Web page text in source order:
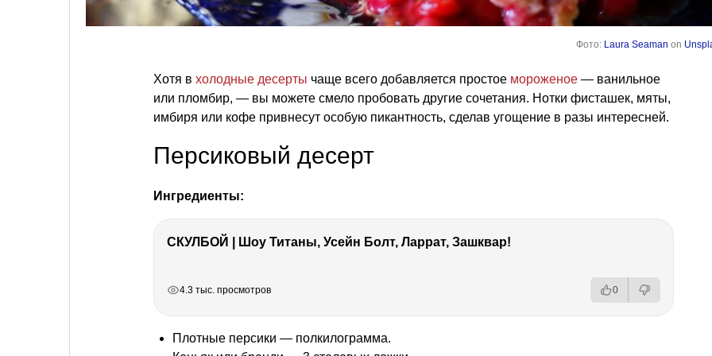
Фото: Laura Seaman on
Хотя в холодные десерты чаще всего добавляется простое мороженое — ванильное
или пломбир, — вы можете смело пробовать другие сочетания. Нотки фисташек, мяты,
имбиря или кофе привнесут особую пикантность, сделав угощение в разы интересней.
Персиковый десерт
Ингредиенты:
СКУЛБОЙ | Шоу Титаны, Усейн Болт, Ларрат, Зашквар!
4.3 тыс. просмотров 0
Плотные персики — полкилограмма.